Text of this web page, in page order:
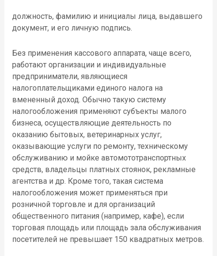
должность, фамилию и инициалы лица, выдавшего
документ, и его личную подпись.
Без применения кассового аппарата, чаще всего,
работают организации и индивидуальные
предприниматели, являющиеся
налогоплательщиками единого налога на
вмененный доход. Обычно такую систему
налогообложения применяют субъекты малого
бизнеса, осуществляющие деятельность по
оказанию бытовых, ветеринарных услуг,
оказывающие услуги по ремонту, техническому
обслуживанию и мойке автомототранспортных
средств, владельцы платных стоянок, рекламные
агентства и др. Кроме того, такая система
налогообложения может применяться при
розничной торговле и для организаций
общественного питания (например, кафе), если
торговая площадь или площадь зала обслуживания
посетителей не превышает 150 квадратных метров.